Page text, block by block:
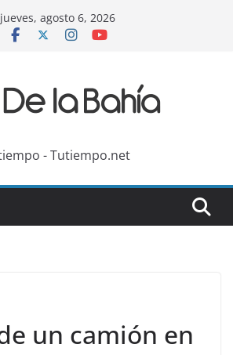
jueves, agosto 6, 2026
- Tutiempo.net
un camión en